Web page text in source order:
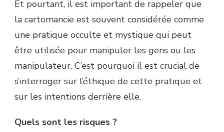
Et pourtant, il est important de rappeler que
la cartomancie est souvent considérée comme
une pratique occulte et mystique qui peut
être utilisée pour manipuler les gens ou les
manipulateur. C’est pourquoi il est crucial de
s’interroger sur l’éthique de cette pratique et
sur les intentions derrière elle.
Quels sont les risques ?